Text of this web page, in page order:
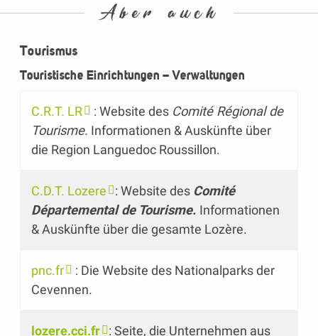
Aber auch
Tourismus
Touristische Einrichtungen – Verwaltungen
C.R.T. LR : Website des Comité Régional de
Tourisme. Informationen & Auskünfte über
die Region Languedoc Roussillon.
C.D.T. Lozere : Website des Comité
Départemental de Tourisme. Informationen
& Auskünfte über die gesamte Lozère.
pnc.fr
: Die Website des Nationalparks der
Cevennen.
lozere.cci.fr
: Seite, die Unternehmen aus